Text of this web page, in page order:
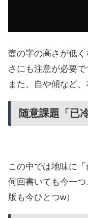
壺の字の高さが低
さにも注意が必要で
また、自や傾など
随意課題「已
この中では地味に「
何回書いても今一
版も今ひとつw）